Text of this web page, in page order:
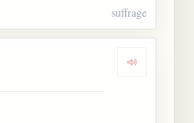
suffrage
Dengarkan